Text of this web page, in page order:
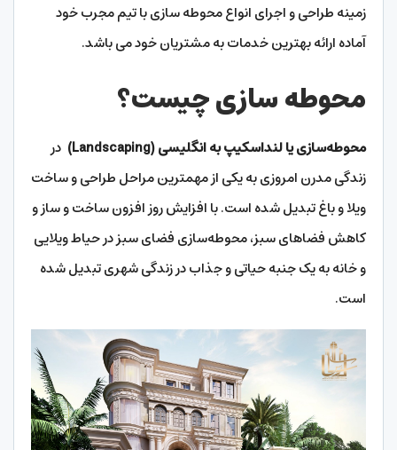
زمینه طراحی و اجرای انواع محوطه سازی با تیم مجرب خود
آماده ارائه بهترین خدمات به مشتریان خود می باشد.
محوطه سازی چیست؟
محوطه‌سازی یا لنداسکیپ به انگلیسی (Landscaping)
در
زندگی مدرن امروزی به یکی از مهمترین مراحل طراحی و ساخت
ویلا و باغ تبدیل شده است. با افزایش روز افزون ساخت و ساز و
کاهش فضاهای سبز، محوطه‌سازی فضای سبز در حیاط ویلایی
و خانه به یک جنبه حیاتی و جذاب در زندگی شهری تبدیل شده
است.